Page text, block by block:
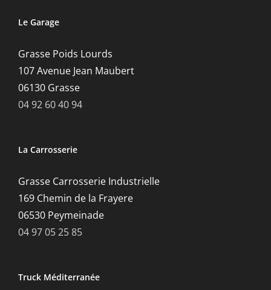
Le Garage
Grasse Poids Lourds
107 Avenue Jean Maubert
06130 Grasse
04 92 60 40 94
La Carrosserie
Grasse Carrosserie Industrielle
169 Chemin de la Frayere
06530 Peymeinade
04 97 05 25 85
Truck Méditerranée